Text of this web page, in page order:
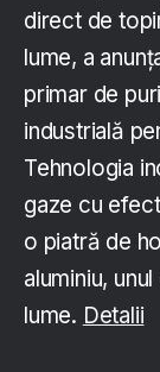
direct de
lume, a
primar de
industrială
Tehnologia
gaze cu
o piatră de
aluminiu,
lume. Detalii